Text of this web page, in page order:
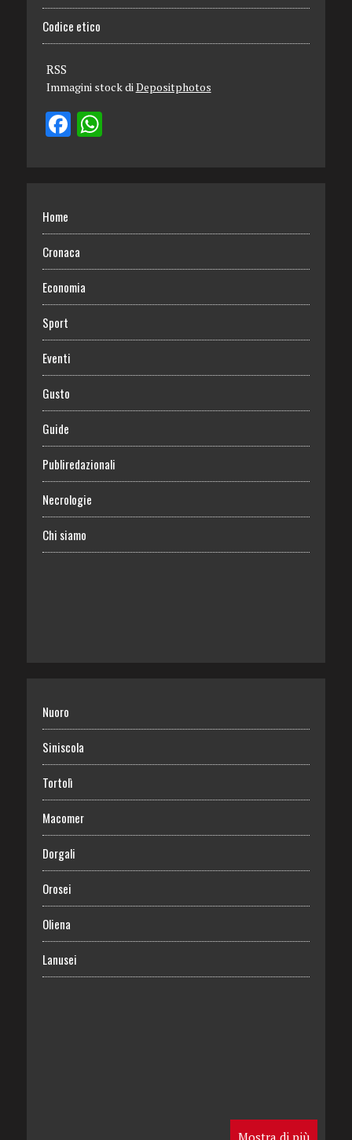
Codice etico
RSS
Immagini stock di Depositphotos
Home
Cronaca
Economia
Sport
Eventi
Gusto
Guide
Publiredazionali
Necrologie
Chi siamo
Nuoro
Siniscola
Tortolì
Macomer
Dorgali
Orosei
Oliena
Lanusei
Mostra di più